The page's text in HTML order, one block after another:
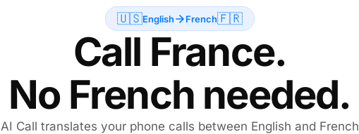
🇺🇸English French🇫🇷
Call France.
No French needed.
AI Call translates your phone calls between English and French